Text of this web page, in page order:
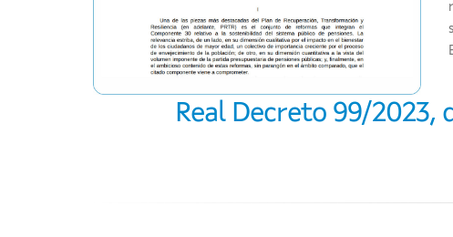
Real Decreto 99/2023,